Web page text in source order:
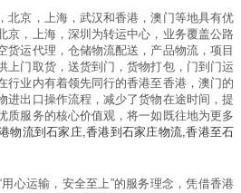
北京，上海，武汉和香港，澳门等地具有优
京，上海，深圳为转运中心，业务覆盖公路
货运代理，仓储物流配送，产品物流，项目
上门取货，送货到门，货物打包，门到门运
行业内有着领先同行的香港至香港，澳门的
进出口操作流程，减少了货物在途时间，提
质服务的核心价值观，将一如既往地为更多
物流到石家庄,香港到石家庄物流,香港至石
用心运输，安全至上”的服务理念，凭借香港